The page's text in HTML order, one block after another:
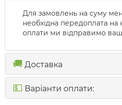
Для замовлень на суму
необхідна передоплата на
оплати ми відправимо
🚚 Доставка
💵 Варіанти оплати: